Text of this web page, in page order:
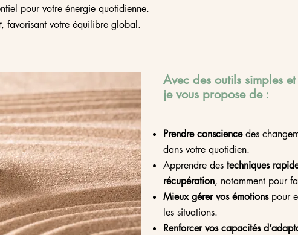
pour votre énergie quotidienne.
, favorisant votre équilibre global.
Avec des outils simples
je vous propose de :
Prendre consciencedes
dans votre quotidien.
Apprendre des techniques
récupération, notamment pour
Mieux gérer vos émotionspour
les situations.
Renforcer vos capacités